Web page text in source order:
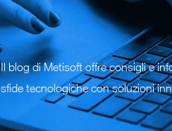
Il blog di Metisoft offre consigli e
sfide tecnologiche con soluzioni